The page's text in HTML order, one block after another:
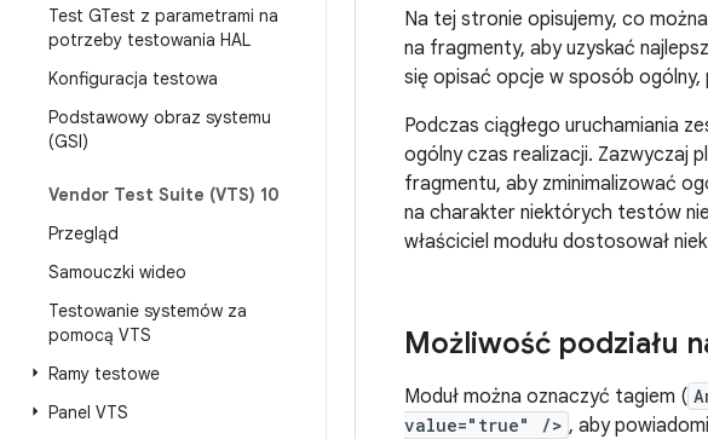
Test GTest z parametrami na
potrzeby testowania HAL
Konfiguracja testowa
Podstawowy obraz systemu
(GSI)
Vendor Test Suite (VTS) 10
Przegląd
Samouczki wideo
Testowanie systemów za
pomocą VTS
Ramy testowe
Panel VTS
Na tej stronie opisujemy, co
na fragmenty, aby uzyskać
się opisać opcje w sposób ogólny,
Podczas ciągłego uruchamiania
ogólny czas realizacji. Zazwyczaj
fragmentu, aby zminimalizować
na charakter niektórych testów
właściciel modułu dostosował
Możliwość podziału
Moduł można oznaczyć tagiem (
value="true" /> , aby